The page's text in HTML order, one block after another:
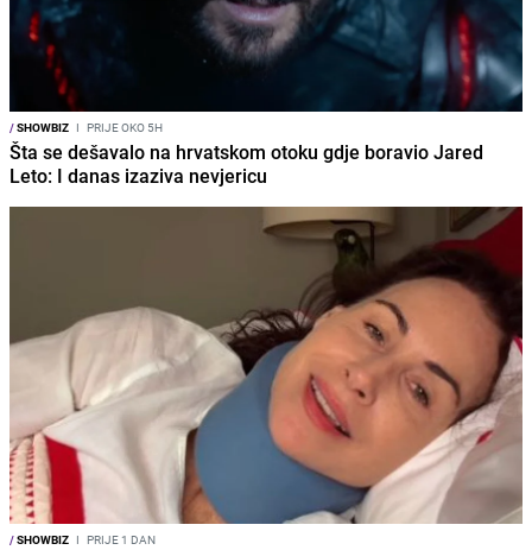
/SHOWBIZ I PRIJE OKO 5H
Šta se dešavalo na hrvatskom otoku gdje boravio Jared
Leto: I danas izaziva nevjericu
/SHOWBIZ I PRIJE 1 DAN